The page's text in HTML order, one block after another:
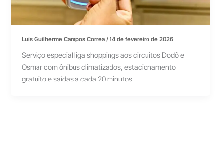
Luís Guilherme Campos Correa/14 de fevereiro de 2026
Serviço especial liga shoppings aos circuitos Dodô e
Osmar com ônibus climatizados, estacionamento
gratuito e saídas a cada 20 minutos